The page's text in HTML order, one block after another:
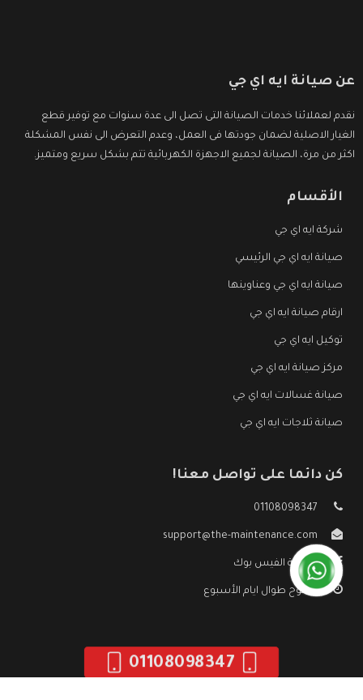
عن صيانة ايه اي جي
نقدم لعملائنا خدمات الصيانة التى تصل الى عدة سنوات مع توفير قطع
الغيار الاصلية لضمان جودتها فى العمل، وعدم التعرض الى نفس المشكلة
اكثر من مرة، الصيانة لجميع الاجهزة الكهربائية تتم بشكل سريع ومتميز.
الأقسام
شركة ايه اي جي
صيانة ايه اي جي الرئيسي
صيانة ايه اي جي وعناوينها
ارقام صيانة ايه اي جي
توكيل ايه اي جي
مركز صيانة ايه اي جي
صيانة غسالات ايه اي جي
صيانة ثلاجات ايه اي جي
كن دائما على تواصل معنا!
01108098347
support@the-maintenance.com
صفحة الفيس بوك
مفتوح طوال ايام الأسبوع
01108098347